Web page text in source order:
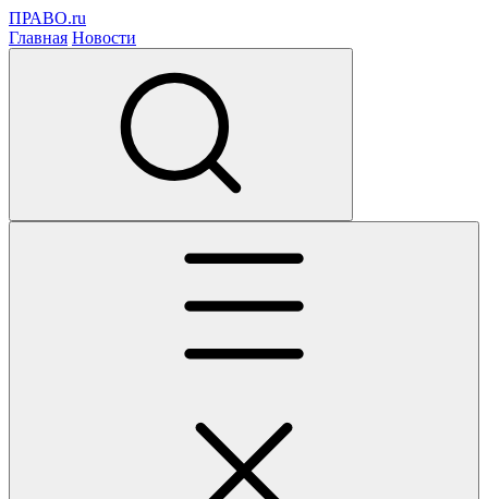
ПРАВО.ru
Главная Новости